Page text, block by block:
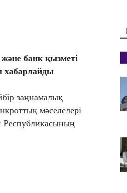
банк қызметі
хабарлайды
заңнамалық
мәселелері
Республикасының